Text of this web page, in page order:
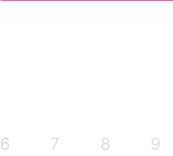
6 7 8 9